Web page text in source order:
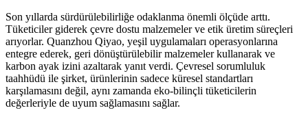
Son yıllarda sürdürülebilirliğe odaklanma önemli ölçüde arttı.
Tüketiciler giderek çevre dostu malzemeler ve etik üretim süreçleri
arıyorlar. Quanzhou Qiyao, yeşil uygulamaları operasyonlarına
entegre ederek, geri dönüştürülebilir malzemeler kullanarak ve
karbon ayak izini azaltarak yanıt verdi. Çevresel sorumluluk
taahhüdü ile şirket, ürünlerinin sadece küresel standartları
karşılamasını değil, aynı zamanda eko-bilinçli tüketicilerin
değerleriyle de uyum sağlamasını sağlar.